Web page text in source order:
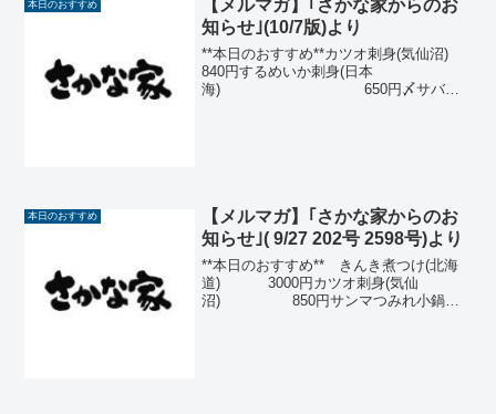
本日のおすすめ
【メルマガ】｢さかな家からのお
知らせ｣(10/7版)より
**本日のおすすめ**カツオ刺身(気仙沼)
840円するめいか刺身(日本
海) 650円〆サバ
本日のおすすめ
【メルマガ】｢さかな家からのお
知らせ｣( 9/27 202号 2598号)より
**本日のおすすめ** きんき煮つけ(北海
道) 3000円カツオ刺身(気仙
沼) 850円サンマつみれ小鍋仕